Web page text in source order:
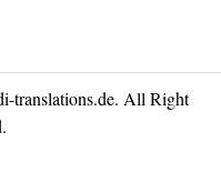
translations.de. All Right